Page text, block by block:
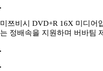
미쯔비시 DVD+R 16X 미디어
는 정배속을 지원하며 버바팀